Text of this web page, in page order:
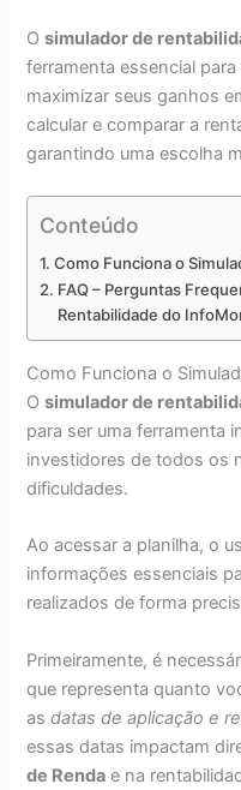
Osimulador de
ferramenta essencial
maximizar seus ganhos
calcular e comparar a
garantindo uma escolha
Conteúdo
Como Funciona o
FAQ – Perguntas
Rentabilidade do
Como Funciona o
Osimulador de
para ser uma ferramenta
investidores de todos os
dificuldades.
Ao acessar a planilha, o
informações essenciais
realizados de forma
Primeiramente, é
que representa quanto
asdatas de aplicação e
essas datas impactam
de Renda e na